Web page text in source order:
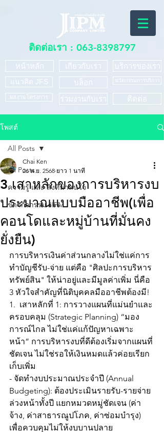
ติดต่อเรา : 063-8398797
หน้าหลัก
แนวคิด JFS
ผลงานโครงการ
เกี่ยวกับเรา
บล็อก
ร่วมงานกับเรา
บริการของเรา
นวัตกรรมการบริการ
ติดต่อ
โพสต์
All Posts
ความรู้ และ สิ่งที่น่าสนใจ
ข่าวกิจกรรม JIPM
All Posts
3 เสาหลักของการบริหารงบ
ประมาณแบบมืออาชีพ(เพื่อ
คอนโดและหมู่บ้านที่มั่นคง
ยั่งยืน)
Chai Ken
26 พ.ย. 2568 ยาว 1 นาที
การบริหารเงินค่าส่วนกลางไม่ใช่แค่การ
ทำบัญชีรับ-จ่าย แต่คือ "ศิลปะการบริหาร
ทรัพย์สิน" ให้น่าอยู่และมีมูลค่าเพิ่ม นี่คือ
3 หัวใจสำคัญที่นิติบุคคลมืออาชีพต้องมี!
1.  เสาหลักที่ 1: การวางแผนที่แม่นยำและ
ครอบคลุม (Strategic Planning) “มอง
การณ์ไกล ไม่ใช่แค่แก้ปัญหาเฉพาะ
หน้า” การบริหารงบที่ดีต้องเริ่มจากแผนที่
ชัดเจน ไม่ใช่รอให้เงินหมดแล้วค่อยเรียก
เก็บเพิ่ม
- จัดทำงบประมาณประจำปี (Annual
Budgeting): ต้องประเมินรายรับ-รายจ่าย
ล่วงหน้าทั้งปี แยกหมวดหมู่ชัดเจน (ค่า
จ้าง, ค่าสาธารณูปโภค, ค่าซ่อมบำรุง)
เพื่อควบคุมไม่ให้งบบานปลาย